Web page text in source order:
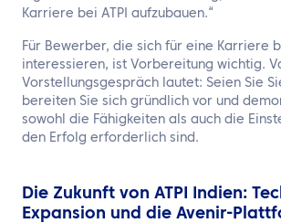
Karriere bei ATPI aufzubauen.“
Für Bewerber, die sich für eine Karriere
interessieren, ist Vorbereitung wichtig.
Vorstellungsgespräch lautet: Seien Sie
bereiten Sie sich gründlich vor und
sowohl die Fähigkeiten als auch die
den Erfolg erforderlich sind.
Die Zukunft von ATPI Indien:
Expansion und die Avenir-